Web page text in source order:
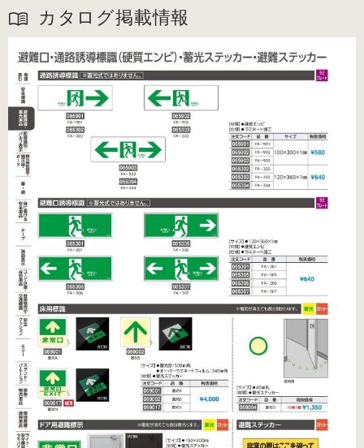
カタログ掲載情報